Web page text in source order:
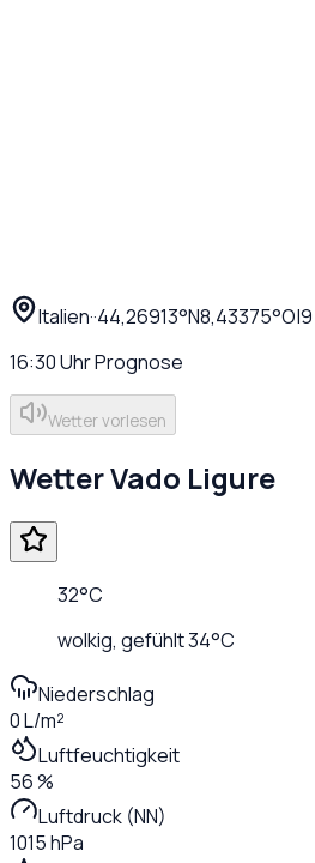
Italien··44,26913°N8,43375°O|9
16:30UhrPrognose
Wetter vorlesen
WetterVado Ligure
32°C
wolkig, gefühlt34°C
Niederschlag
0 L/m²
Luftfeuchtigkeit
56 %
Luftdruck (NN)
1015 hPa